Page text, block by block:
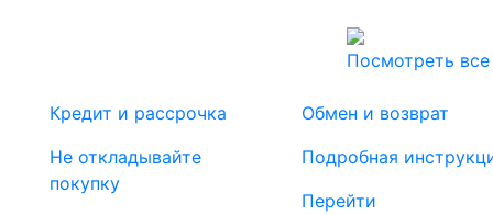
Посмотреть все
Кредит и рассрочка
Не откладывайте
покупку
Обмен и возврат
Подробная
Перейти